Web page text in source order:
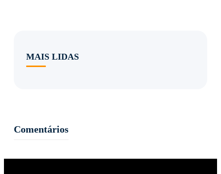
MAIS LIDAS
Comentários